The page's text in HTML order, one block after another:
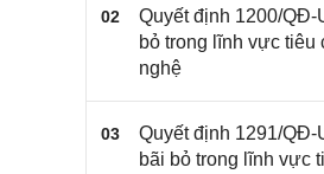
02
Quyết định 1200/QĐ-
bỏ trong lĩnh vực
nghệ
03
Quyết định 1291/QĐ-
bãi bỏ trong lĩnh vực